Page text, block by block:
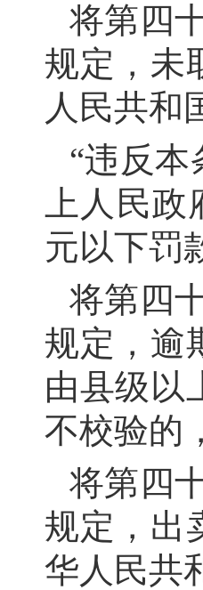
将第四
规定，未
人民共和
“违反
上人民
元以下罚
将第四
规定，逾
由县级以
不校验的
将第四
规定，出
华人民共